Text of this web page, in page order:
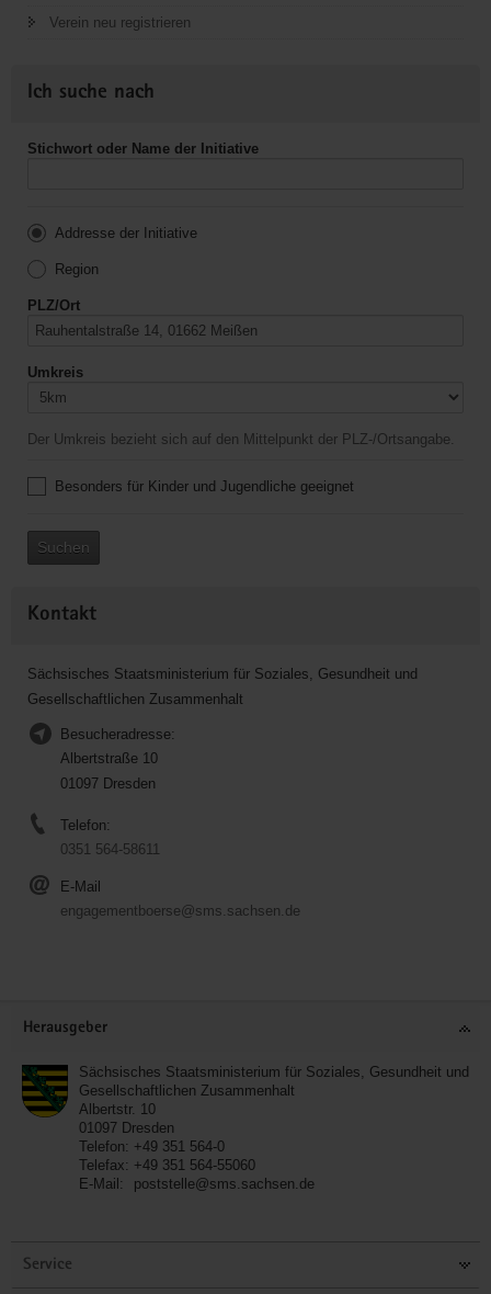
Verein neu registrieren
Ich suche nach
Stichwort oder Name der Initiative
Addresse der Initiative
Region
PLZ/Ort
Umkreis
Der Umkreis bezieht sich auf den Mittelpunkt der PLZ-/Ortsangabe.
Besonders für Kinder und Jugendliche geeignet
Suchen
Kontakt
Sächsisches Staatsministerium für Soziales, Gesundheit und
Gesellschaftlichen Zusammenhalt
Besucheradresse:
Albertstraße 10
01097 Dresden
Telefon:
0351 564-58611
E-Mail
engagementboerse@sms.sachsen.de
Herausgeber
Sächsisches Staatsministerium für Soziales, Gesundheit und
Gesellschaftlichen Zusammenhalt
Albertstr. 10
01097 Dresden
Telefon: +49 351 564-0
Telefax: +49 351 564-55060
E-Mail:
poststelle@sms.sachsen.de
Service